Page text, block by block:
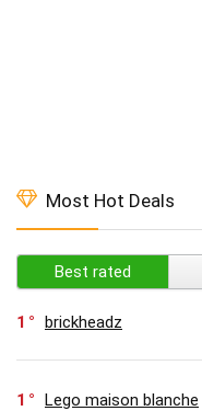
Most Hot Deals
Best rated
1 brickheadz
1 Lego maison blanche